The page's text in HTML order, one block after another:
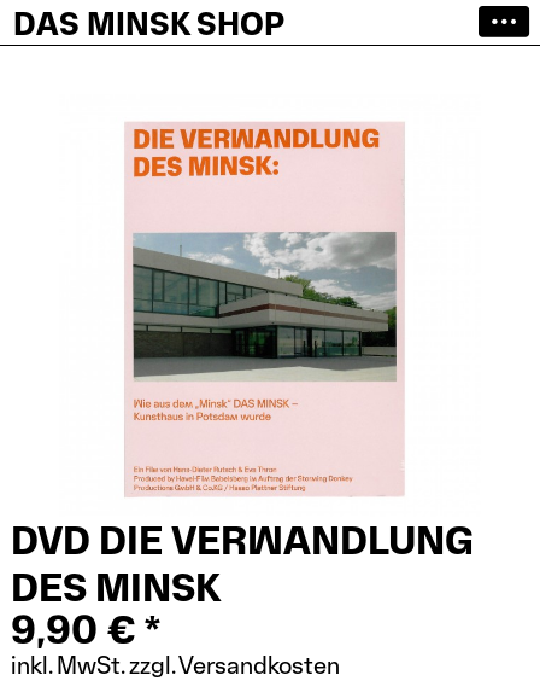
DAS MINSK SHOP
DVD DIE VERWANDLUNG
DES MINSK
9,90 € *
inkl. MwSt.zzgl. Versandkosten